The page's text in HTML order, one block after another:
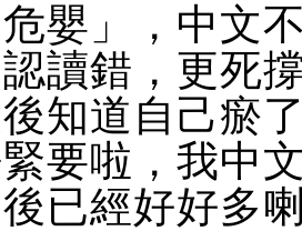
嬰」，中文
讀錯，更死
知道自己瘀
要啦，我中
已經好好多